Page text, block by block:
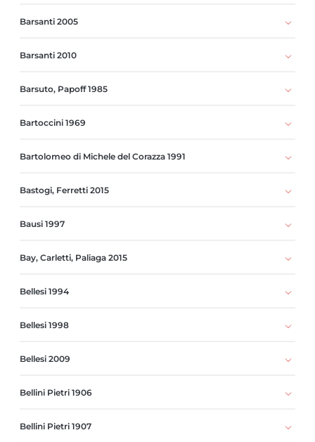
Barsanti 2005
Barsanti 2010
Barsuto, Papoff 1985
Bartoccini 1969
Bartolomeo di Michele del Corazza 1991
Bastogi, Ferretti 2015
Bausi 1997
Bay, Carletti, Paliaga 2015
Bellesi 1994
Bellesi 1998
Bellesi 2009
Bellini Pietri 1906
Bellini Pietri 1907